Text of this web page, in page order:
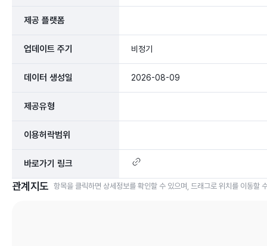
제공 플랫폼
업데이트 주기 비정기
데이터 생성일 2026-08-09
제공유형
이용허락범위
바로가기 링크
관계지도 항목을 클릭하면 상세정보를 확인할 수 있으며, 드래그로 위치를 이동할